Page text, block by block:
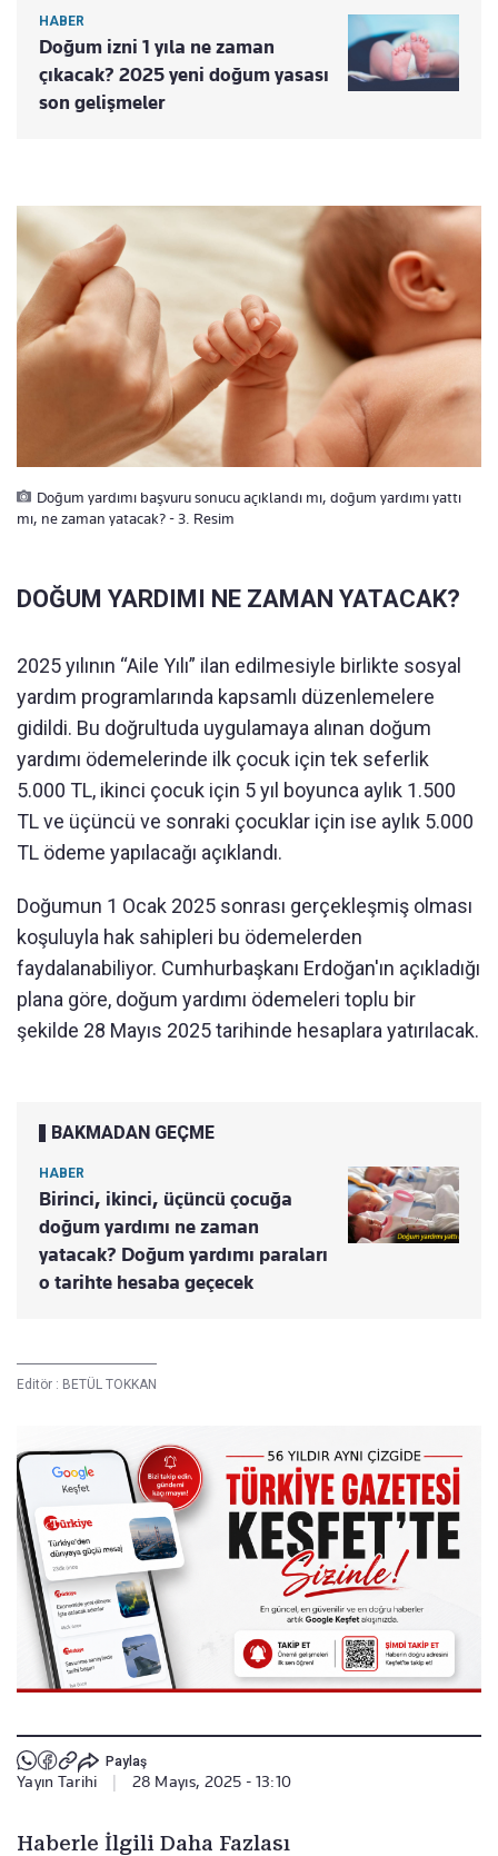
HABER
Doğum izni 1 yıla ne zaman
çıkacak? 2025 yeni doğum yasası
son gelişmeler
Doğum yardımı başvuru sonucu açıklandı mı, doğum yardımı yattı
mı, ne zaman yatacak? - 3. Resim
DOĞUM YARDIMI NE ZAMAN YATACAK?
2025 yılının “Aile Yılı” ilan edilmesiyle birlikte sosyal
yardım programlarında kapsamlı düzenlemelere
gidildi. Bu doğrultuda uygulamaya alınan doğum
yardımı ödemelerinde ilk çocuk için tek seferlik
5.000 TL, ikinci çocuk için 5 yıl boyunca aylık 1.500
TL ve üçüncü ve sonraki çocuklar için ise aylık 5.000
TL ödeme yapılacağı açıklandı.
Doğumun 1 Ocak 2025 sonrası gerçekleşmiş olması
koşuluyla hak sahipleri bu ödemelerden
faydalanabiliyor. Cumhurbaşkanı Erdoğan'ın açıkladığı
plana göre, doğum yardımı ödemeleri toplu bir
şekilde 28 Mayıs 2025 tarihinde hesaplara yatırılacak.
BAKMADAN GEÇME
HABER
Birinci, ikinci, üçüncü çocuğa
doğum yardımı ne zaman
yatacak? Doğum yardımı paraları
o tarihte hesaba geçecek
Editör : BETÜL TOKKAN
Paylaş
Yayın Tarihi 28 Mayıs, 2025 - 13:10
Haberle İlgili Daha Fazlası